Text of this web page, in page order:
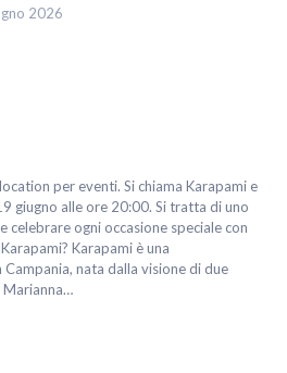
2026
per eventi. Si chiama Karapami e
giugno alle ore 20:00. Si tratta di uno
celebrare ogni occasione speciale con
Karapami è una
nata dalla visione di due
Marianna…